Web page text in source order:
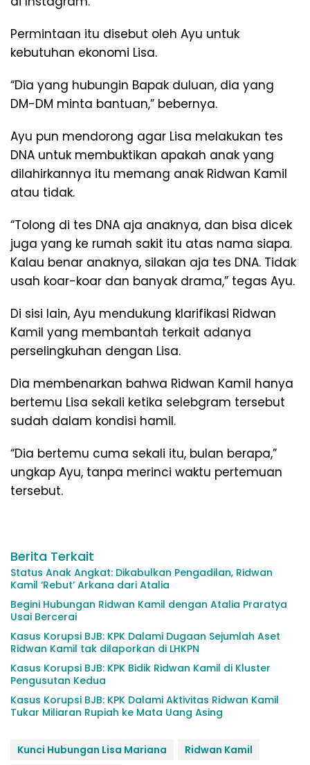
Permintaan itu disebut oleh Ayu untuk
kebutuhan ekonomi Lisa.
“Dia yang hubungin Bapak duluan, dia yang
DM-DM minta bantuan,” bebernya.
Ayu pun mendorong agar Lisa melakukan tes
DNA untuk membuktikan apakah anak yang
dilahirkannya itu memang anak Ridwan Kamil
atau tidak.
“Tolong di tes DNA aja anaknya, dan bisa dicek
juga yang ke rumah sakit itu atas nama siapa.
Kalau benar anaknya, silakan aja tes DNA. Tidak
usah koar-koar dan banyak drama,” tegas Ayu.
Di sisi lain, Ayu mendukung klarifikasi Ridwan
Kamil yang membantah terkait adanya
perselingkuhan dengan Lisa.
Dia membenarkan bahwa Ridwan Kamil hanya
bertemu Lisa sekali ketika selebgram tersebut
sudah dalam kondisi hamil.
“Dia bertemu cuma sekali itu, bulan berapa,”
ungkap Ayu, tanpa merinci waktu pertemuan
tersebut.
Berita Terkait
Status Anak Angkat: Dikabulkan Pengadilan, Ridwan
Kamil ‘Rebut’ Arkana dari Atalia
Begini Hubungan Ridwan Kamil dengan Atalia Praratya
Usai Bercerai
Kasus Korupsi BJB: KPK Dalami Dugaan Sejumlah Aset
Ridwan Kamil tak dilaporkan di LHKPN
Kasus Korupsi BJB: KPK Bidik Ridwan Kamil di Kluster
Pengusutan Kedua
Kasus Korupsi BJB: KPK Dalami Aktivitas Ridwan Kamil
Tukar Miliaran Rupiah ke Mata Uang Asing
Kunci Hubungan Lisa Mariana
Ridwan Kamil